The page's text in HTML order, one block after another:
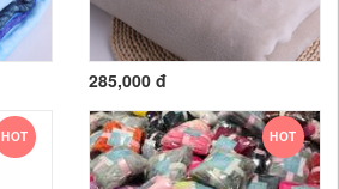
285,000 đ
HOT HOT